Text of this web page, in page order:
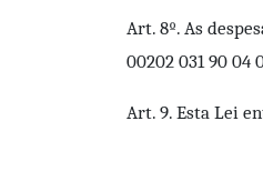
Art. 8º. As
00202 031 90 04
Art. 9. Esta Lei